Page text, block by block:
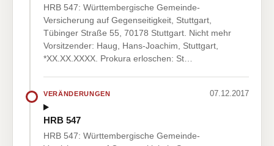
HRB 547: Württembergische Gemeinde-
Versicherung auf Gegenseitigkeit, Stuttgart,
Tübinger Straße 55, 70178 Stuttgart. Nicht mehr
Vorsitzender: Haug, Hans-Joachim, Stuttgart,
*XX.XX.XXXX. Prokura erloschen: St…
VERÄNDERUNGEN 07.12.2017
HRB 547
HRB 547: Württembergische Gemeinde-